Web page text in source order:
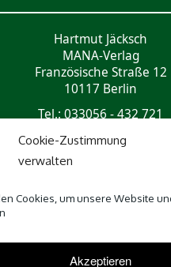
Cookie-Zustimmung
verwalten
Cookies, um unsere Website
Akzeptieren
Hartmut Jäcksch
MANA-Verlag
Französische Straße 12
10117 Berlin
Tel.: 033056 - 432 721
Social Media